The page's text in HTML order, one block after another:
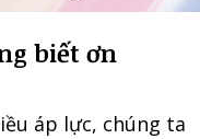
biết ơn
áp lực, chúng ta